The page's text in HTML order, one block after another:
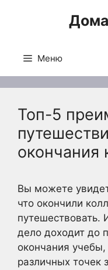
Меню
Топ-5
окончания
Вы можете
что окончили
путешествовать.
дело доходит до
окончания
различных точек